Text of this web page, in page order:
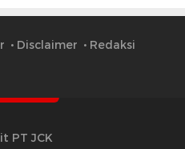
Disclaimer Redaksi
PT JCK